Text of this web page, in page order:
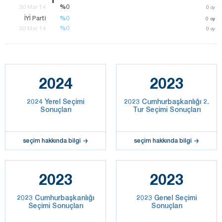
İYİ Parti %0 0 oy
%0
30 Mar 14
30 Mar 14
%0 0 oy
%0 0 oy
%0
%0
2024
2024 Yerel Seçimi
Sonuçları
seçim hakkında bilgi
2023
2023 Cumhurbaşkanlığı 2.
Tur Seçimi Sonuçları
seçim hakkında bilgi
2023
2023 Cumhurbaşkanlığı
Seçimi Sonuçları
2023
2023 Genel Seçimi
Sonuçları